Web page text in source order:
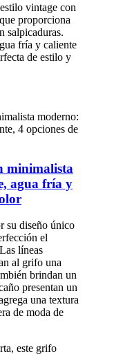
vintage con
proporciona
salpicaduras.
fría y caliente
de estilo y
minimalista
agua fría y
su diseño único
el
líneas
al grifo una
brindan un
presentan un
una textura
de moda de
este grifo